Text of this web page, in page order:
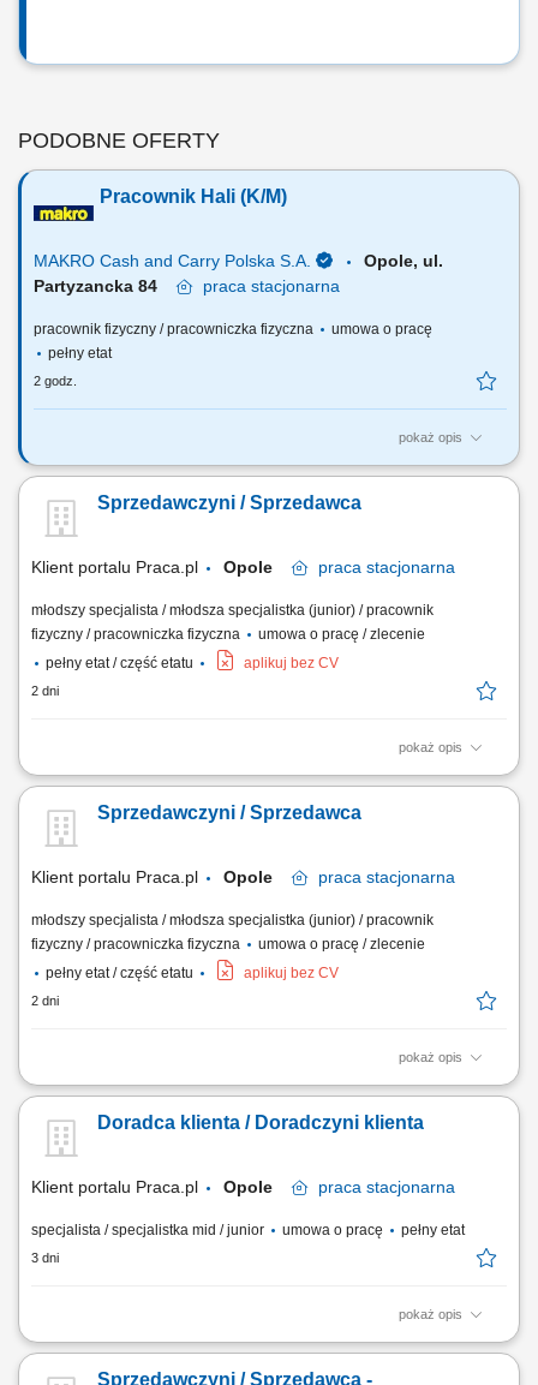
PODOBNE OFERTY
Pracownik Hali (K/M)
MAKRO Cash and Carry Polska S.A.
Opole, ul.
Partyzancka 84
praca stacjonarna
pracownik fizyczny / pracowniczka fizyczna
umowa o pracę
pełny etat
2 godz.
pokaż opis
Do Twoich głównych zadań będzie należało: Profesjonalne doradztwo i
Dbanie o dostępność asortymentu na półkach oraz o dobre
oznakowanie cenowe i ekspozycję towarów. Sprawna i profesjonalna
Sprzedawczyni / Sprzedawca
Klient portalu Praca.pl Opole praca stacjonarna
młodszy specjalista / młodsza specjalistka (junior) / pracownik
fizyczny / pracowniczka fizyczna
umowa o pracę / zlecenie
pełny etat / część etatu
aplikuj bez CV
2 dni
pokaż opis
Obsługa klientów i doradztwo w zakresie produktów. Realizacja
ekspozycji towaru w salonie. Współpraca w zespole i aktywne
uczestnictwo w działaniach sprzedażowych. Podejmowanie decyzji
Sprzedawczyni / Sprzedawca
Klient portalu Praca.pl Opole praca stacjonarna
młodszy specjalista / młodsza specjalistka (junior) / pracownik
fizyczny / pracowniczka fizyczna
umowa o pracę / zlecenie
pełny etat / część etatu
aplikuj bez CV
2 dni
pokaż opis
Obsługa klientów i doradztwo w zakresie produktów. Realizacja
ekspozycji towaru w salonie. Współpraca w zespole i aktywne
uczestnictwo w działaniach sprzedażowych. Podejmowanie decyzji
Doradca klienta / Doradczyni klienta
Klient portalu Praca.pl Opole praca stacjonarna
specjalista / specjalistka mid / junior umowa o pracę pełny etat
3 dni
pokaż opis
Pomoc klientom w wyborze produktów oraz zapewnienie profesjonalnej
Sprzedawczyni / Sprzedawca -